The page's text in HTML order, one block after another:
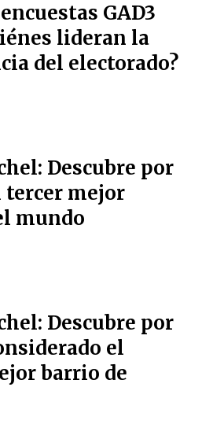
GAD3
lideran la
del electorado?
Descubre por
tercer mejor
mundo
Descubre por
el
barrio de